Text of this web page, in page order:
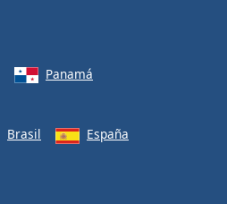
Panamá
Brasil
España